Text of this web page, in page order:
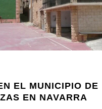
EL MUNICIPIO DE
EN NAVARRA